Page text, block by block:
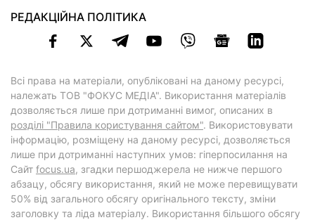
РЕДАКЦІЙНА ПОЛІТИКА
Всі права на матеріали, опубліковані на даному ресурсі,
належать ТОВ "ФОКУС МЕДІА". Використання матеріалів
дозволяється лише при дотриманні вимог, описаних в
розділі "Правила користування сайтом". Використовувати
інформацію, розміщену на даному ресурсі, дозволяється
лише при дотриманні наступних умов: гіперпосилання на
Cайт focus.ua, згадки першоджерела не нижче першого
абзацу, обсягу використання, який не може перевищувати
50% від загального обсягу оригінального тексту, зміни
заголовку та ліда матеріалу. Використання більшого обсягу